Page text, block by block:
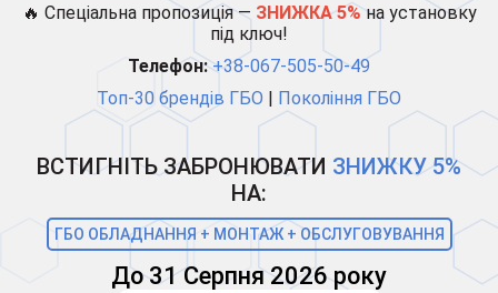
🔥 Спеціальна пропозиція — ЗНИЖКА 5%на установку
під ключ!
Телефон: +38-067-505-50-49
Топ-30 брендів ГБО | Покоління ГБО
ВСТИГНІТЬ ЗАБРОНЮВАТИ ЗНИЖКУ 5%
НА:
ГБО ОБЛАДНАННЯ + МОНТАЖ + ОБСЛУГОВУВАННЯ
До 31 Серпня 2026 року